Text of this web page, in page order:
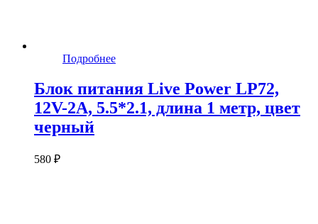
Подробнее
Блок питания Live Power LP72,
12V-2A, 5.5*2.1, длина 1 метр, цвет
черный
580 ₽